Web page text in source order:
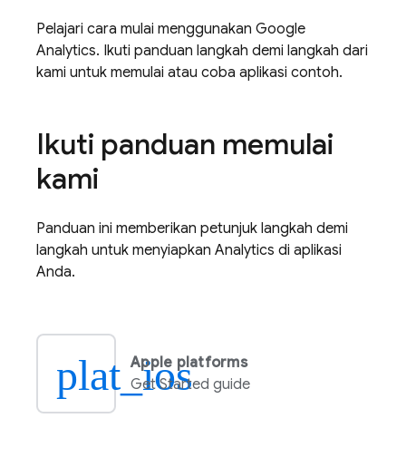
Pelajari cara mulai menggunakan Google
Analytics. Ikuti panduan langkah demi langkah dari
kami untuk memulai atau coba aplikasi contoh.
Ikuti panduan memulai
kami
Panduan ini memberikan petunjuk langkah demi
langkah untuk menyiapkan Analytics di aplikasi
Anda.
plat_ios
Apple platforms
Get Started guide